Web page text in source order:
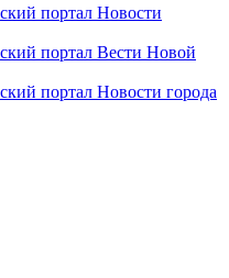
портал Новости
портал Вести Новой
портал Новости города